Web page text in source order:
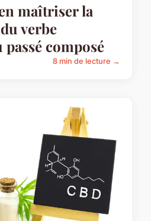
maîtriser la
verbe
passé composé
8 min de lecture →